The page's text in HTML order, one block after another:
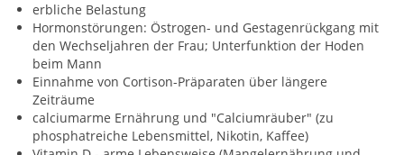
erbliche Belastung
Hormonstörungen: Östrogen- und Gestagenrückgang mit
den Wechseljahren der Frau; Unterfunktion der Hoden
beim Mann
Einnahme von Cortison-Präparaten über längere
Zeiträume
calciumarme Ernährung und "Calciumräuber" (zu
phosphatreiche Lebensmittel, Nikotin, Kaffee)